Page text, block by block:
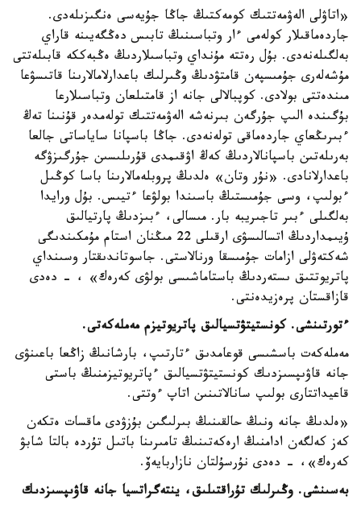
«اتاۋلى الەۋمەتتىك كومەكتىڭ جاڭا جۇيەسى ەنگىزىلەدى.
جاردەماقىلار كولەمى ءار وتباسىنىڭ تابىس دەڭگەيىنە قاراي
بەلگىلەنەدى. بۇل رەتتە مۇنداي وتباسىلاردىڭ ەڭبەككە قابىلەتتى
مۇشەلەرى جۇمىسپەن قامتۋدىڭ وڭىرلىك باعدارلامالارىنا قاتىسۋعا
مىندەتتى بولادى. كوپبالالى جانە از قامتىلعان وتباسىلارعا
بۇگىندە الىپ جۇرگەن بىرنەشە الەۋمەتتىك تولەمدەر قۇنىنا تەڭ
ءبىرىڭعاي جاردەماقى تولەنەدى. جاڭا باسپانا ساياساتى جالعا
بەرىلەتىن باسپانالاردىڭ كەڭ اۋقىمدى قۇرىلىسىن جۇرگىزۋگە
باعدارلانادى. «نۇر وتان» ەلدىڭ پروبلەمالارىنا باسا كوڭىل
ءبولىپ، وسى جۇمىستىڭ باسىندا بولۋعا ءتيىس. بۇل ورايدا
بەلگىلى ءبىر تاجىريبە بار. مىسالى، ءبىزدىڭ پارتيالىق
ۇيىمداردىڭ اتسالىسۋى ارقىلى 22 مىڭنان استام مۇمكىندىگى
شەكتەۋلى ازامات جۇمىسقا ورنالاستى. جاسوتاندىقتار وسىنداي
پاتريوتتىق ىستەردىڭ باستاماشىسى بولۋى كەرەك» ، - دەدى
قازاقستان پرەزيدەنتى.
ءتورتىنشى. كونستيتۋتسيالىق پاتريوتيزم مەملەكەتى.
مەملەكەت باسشىسى قوعامدىق ءتارتىپ، بارشانىڭ زاڭعا باعىنۋى
جانە قاۋىپسىزدىك كونستيتۋتسيالىق ءپاتريوتيزمنىڭ باستى
قاعيداتتارى بولىپ سانالاتىنىن اتاپ ءوتتى.
«ەلدىڭ جانە ونىڭ حالقىنىڭ بىرلىگىن بۇزۋدى ماقسات ەتكەن
كەز كەلگەن ادامنىڭ ارەكەتىنىڭ تامىرىنا باتىل تۇردە بالتا شابۋ
كەرەك»، - دەدى نۇرسۇلتان نازاربايەۆ.
بەسىنشى. وڭىرلىك تۇراقتىلىق، ينتەگراتسيا جانە قاۋىپسىزدىك